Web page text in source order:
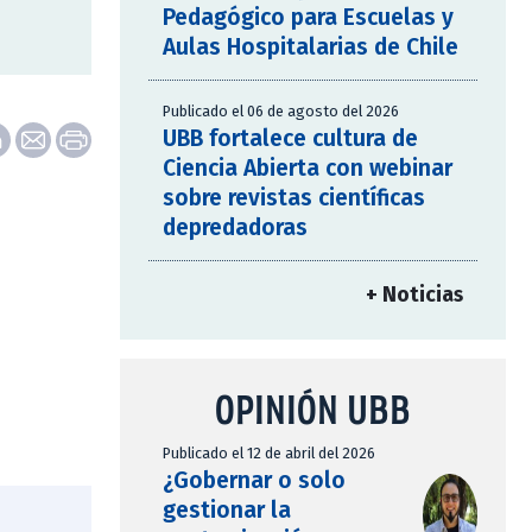
Pedagógico para Escuelas y
Aulas Hospitalarias de Chile
Publicado el 06 de agosto del 2026
UBB fortalece cultura de
Ciencia Abierta con webinar
sobre revistas científicas
depredadoras
+ Noticias
OPINIÓN UBB
Publicado el 12 de abril del 2026
¿Gobernar o solo
gestionar la